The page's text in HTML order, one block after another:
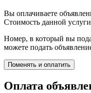
Вы оплачиваете
Стоимость данной услуги
Номер, в который вы
можете подать
Оплата